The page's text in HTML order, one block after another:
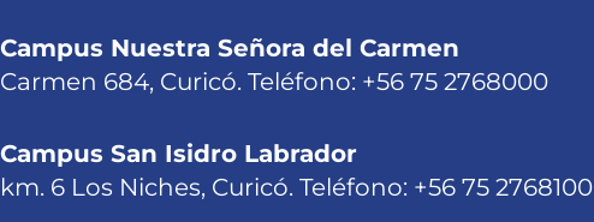
Campus Nuestra Señora del Carmen
Carmen 684, Curicó. Teléfono: +56 75 2768000
Campus San Isidro Labrador
km. 6 Los Niches, Curicó. Teléfono: +56 75 2768100